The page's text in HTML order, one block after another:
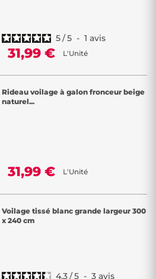
5/5 - 1 avis
31,99 € L'Unité
Rideau voilage à galon fronceur beige
naturel...
31,99 € L'Unité
Voilage tissé blanc grande largeur 300
x 240 cm
4.3/5 - 3 avis